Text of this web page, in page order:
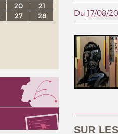
Du 17/08/
SUR
20
21
27
28